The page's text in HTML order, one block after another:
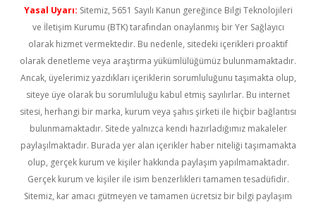
Yasal Uyarı: Sitemiz, 5651 Sayılı Kanun gereğince Bilgi Teknolojileri
ve İletişim Kurumu (BTK) tarafından onaylanmış bir Yer Sağlayıcı
olarak hizmet vermektedir. Bu nedenle, sitedeki içerikleri proaktif
olarak denetleme veya araştırma yükümlülüğümüz bulunmamaktadır.
Ancak, üyelerimiz yazdıkları içeriklerin sorumluluğunu taşımakta olup,
siteye üye olarak bu sorumluluğu kabul etmiş sayılırlar. Bu internet
sitesi, herhangi bir marka, kurum veya şahıs şirketi ile hiçbir bağlantısı
bulunmamaktadır. Sitede yalnızca kendi hazırladığımız makaleler
paylaşılmaktadır. Burada yer alan içerikler haber niteliği taşımamakta
olup, gerçek kurum ve kişiler hakkında paylaşım yapılmamaktadır.
Gerçek kurum ve kişiler ile isim benzerlikleri tamamen tesadüfidir.
Sitemiz, kar amacı gütmeyen ve tamamen ücretsiz bir bilgi paylaşım